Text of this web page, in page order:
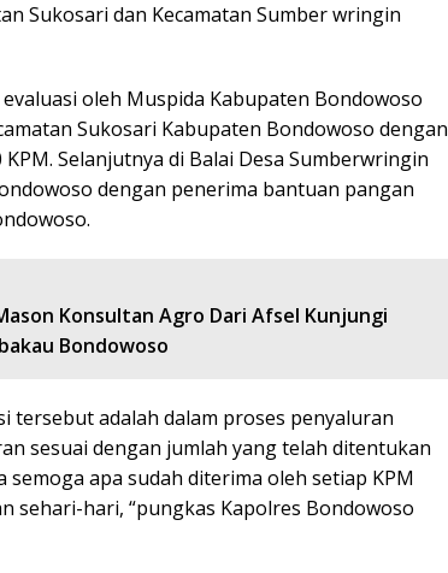
Sukosari dan Kecamatan Sumber wringin
oleh Muspida Kabupaten Bondowoso
Sukosari Kabupaten Bondowoso dengan
Selanjutnya di Balai Desa Sumberwringin
dengan penerima bantuan pangan
Konsultan Agro Dari Afsel Kunjungi
Bondowoso
tersebut adalah dalam proses penyaluran
sesuai dengan jumlah yang telah ditentukan
semoga apa sudah diterima oleh setiap KPM
sehari-hari, “pungkas Kapolres Bondowoso